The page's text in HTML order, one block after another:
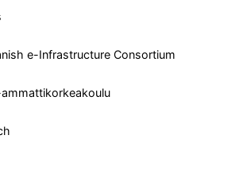
e-Infrastructure Consortium